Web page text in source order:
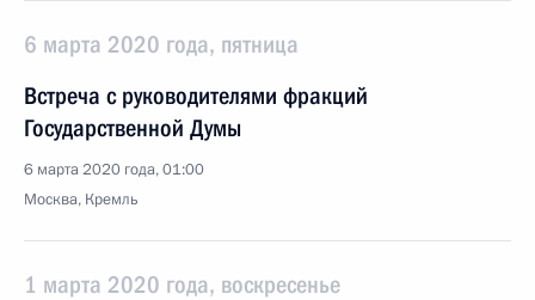
6 марта 2020 года, пятница
Встреча с руководителями фракций
Государственной Думы
6 марта 2020 года, 01:00
Москва, Кремль
1 марта 2020 года, воскресенье